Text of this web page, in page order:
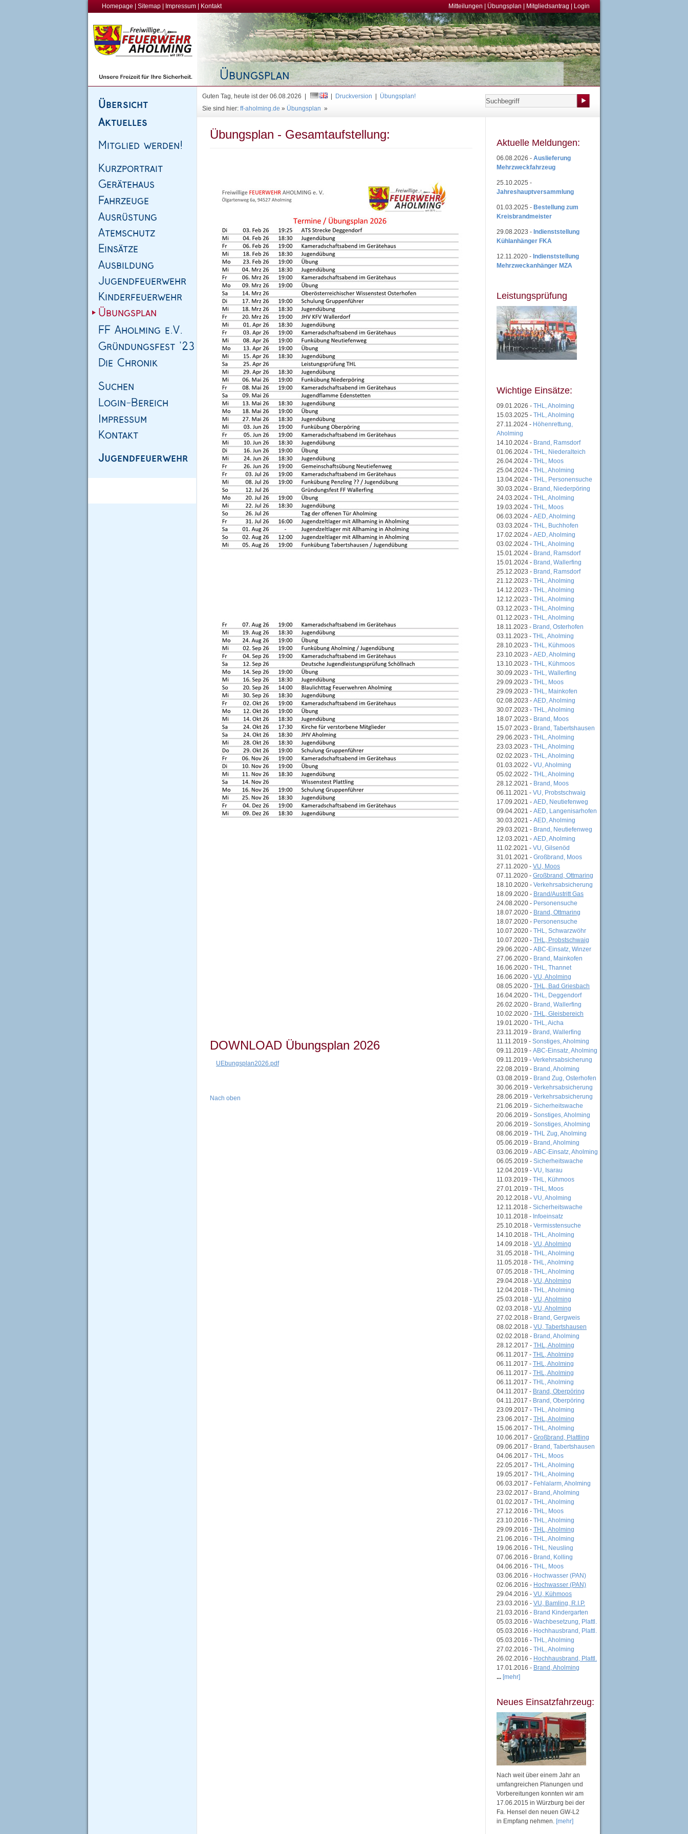
Homepage Sitemap Impressum Kontakt Mitteilungen Übungsplan Mitgliedsantrag Login
Guten Tag, heute ist der 06.08.2026 | Druckversion
Übungsplan!
Sie sind hier: ff-aholming.de » Übungsplan »
Übungsplan - Gesamtaufstellung:
DOWNLOAD Übungsplan 2026
UEbungsplan2026.pdf
Nach oben
Aktuelle Meldungen:
06.08.2026 - Auslieferung
Mehrzweckfahrzeug
25.10.2025 -
Jahreshauptversammlung
01.03.2025 - Bestellung zum
Kreisbrandmeister
29.08.2023 - Indienststellung
Kühlanhänger FKA
12.11.2020 - Indienststellung
Mehrzweckanhänger MZA
Leistungsprüfung
Wichtige Einsätze:
09.01.2026 - THL, Aholming
15.03.2025 - THL, Aholming
27.11.2024 - Höhenrettung,
Aholming
14.10.2024 - Brand, Ramsdorf
01.06.2024 - THL, Niederalteich
26.04.2024 - THL, Moos
25.04.2024 - THL, Aholming
13.04.2024 - THL, Personensuche
30.03.2024 - Brand, Niederpöring
24.03.2024 - THL, Aholming
19.03.2024 - THL, Moos
06.03.2024 - AED, Aholming
03.03.2024 - THL, Buchhofen
17.02.2024 - AED, Aholming
03.02.2024 - THL, Aholming
15.01.2024 - Brand, Ramsdorf
15.01.2024 - Brand, Wallerfing
25.12.2023 - Brand, Ramsdorf
21.12.2023 - THL, Aholming
14.12.2023 - THL, Aholming
12.12.2023 - THL, Aholming
03.12.2023 - THL, Aholming
01.12.2023 - THL, Aholming
18.11.2023 - Brand, Osterhofen
03.11.2023 - THL, Aholming
28.10.2023 - THL, Kühmoos
23.10.2023 - AED, Aholming
13.10.2023 - THL, Kühmoos
30.09.2023 - THL, Wallerfing
29.09.2023 - THL, Moos
29.09.2023 - THL, Mainkofen
02.08.2023 - AED, Aholming
30.07.2023 - THL, Aholming
18.07.2023 - Brand, Moos
15.07.2023 - Brand, Tabertshausen
29.06.2023 - THL, Aholming
23.03.2023 - THL, Aholming
02.02.2023 - THL, Aholming
01.03.2022 - VU, Aholming
05.02.2022 - THL, Aholming
28.12.2021 - Brand, Moos
06.11.2021 - VU, Probstschwaig
17.09.2021 - AED, Neutiefenweg
09.04.2021 - AED, Langenisarhofen
30.03.2021 - AED, Aholming
29.03.2021 - Brand, Neutiefenweg
12.03.2021 - AED, Aholming
11.02.2021 - VU, Gilsenöd
31.01.2021 - Großbrand, Moos
27.11.2020 - VU, Moos
07.11.2020 - Großbrand, Ottmaring
18.10.2020 - Verkehrsabsicherung
18.09.2020 - Brand/Austritt Gas
24.08.2020 - Personensuche
18.07.2020 - Brand, Ottmaring
18.07.2020 - Personensuche
10.07.2020 - THL, Schwarzwöhr
10.07.2020 - THL, Probstschwaig
29.06.2020 - ABC-Einsatz, Winzer
27.06.2020 - Brand, Mainkofen
16.06.2020 - THL, Thannet
16.06.2020 - VU, Aholming
08.05.2020 - THL, Bad Griesbach
16.04.2020 - THL, Deggendorf
26.02.2020 - Brand, Wallerfing
10.02.2020 - THL, Gleisbereich
19.01.2020 - THL, Aicha
23.11.2019 - Brand, Wallerfing
11.11.2019 - Sonstiges, Aholming
09.11.2019 - ABC-Einsatz, Aholming
09.11.2019 - Verkehrsabsicherung
22.08.2019 - Brand, Aholming
03.08.2019 - Brand Zug, Osterhofen
30.06.2019 - Verkehrsabsicherung
28.06.2019 - Verkehrsabsicherung
21.06.2019 - Sicherheitswache
20.06.2019 - Sonstiges, Aholming
20.06.2019 - Sonstiges, Aholming
08.06.2019 - THL Zug, Aholming
05.06.2019 - Brand, Aholming
03.06.2019 - ABC-Einsatz, Aholming
06.05.2019 - Sicherheitswache
12.04.2019 - VU, Isarau
11.03.2019 - THL, Kühmoos
27.01.2019 - THL, Moos
20.12.2018 - VU, Aholming
12.11.2018 - Sicherheitswache
10.11.2018 - Infoeinsatz
25.10.2018 - Vermisstensuche
14.10.2018 - THL, Aholming
14.09.2018 - VU, Aholming
31.05.2018 - THL, Aholming
11.05.2018 - THL, Aholming
07.05.2018 - THL, Aholming
29.04.2018 - VU, Aholming
12.04.2018 - THL, Aholming
25.03.2018 - VU, Aholming
02.03.2018 - VU, Aholming
27.02.2018 - Brand, Gergweis
08.02.2018 - VU, Tabertshausen
02.02.2018 - Brand, Aholming
28.12.2017 - THL, Aholming
06.11.2017 - THL, Aholming
06.11.2017 - THL, Aholming
06.11.2017 - THL, Aholming
06.11.2017 - THL, Aholming
04.11.2017 - Brand, Oberpöring
04.11.2017 - Brand, Oberpöring
23.09.2017 - THL, Aholming
23.06.2017 - THL, Aholming
15.06.2017 - THL, Aholming
10.06.2017 - Großbrand, Plattling
09.06.2017 - Brand, Tabertshausen
04.06.2017 - THL, Moos
22.05.2017 - THL, Aholming
19.05.2017 - THL, Aholming
06.03.2017 - Fehlalarm, Aholming
23.02.2017 - Brand, Aholming
01.02.2017 - THL, Aholming
27.12.2016 - THL, Moos
23.10.2016 - THL, Aholming
29.09.2016 - THL, Aholming
21.06.2016 - THL, Aholming
19.06.2016 - THL, Neusling
07.06.2016 - Brand, Kolling
04.06.2016 - THL, Moos
03.06.2016 - Hochwasser (PAN)
02.06.2016 - Hochwasser (PAN)
29.04.2016 - VU, Kühmoos
23.03.2016 - VU, Bamling, R.I.P.
21.03.2016 - Brand Kindergarten
05.03.2016 - Wachbesetzung, Plattl.
05.03.2016 - Hochhausbrand, Plattl.
05.03.2016 - THL, Aholming
27.02.2016 - THL, Aholming
26.02.2016 - Hochhausbrand, Plattl.
17.01.2016 - Brand, Aholming
... [mehr]
Neues Einsatzfahrzeug:
Nach weit über einem Jahr an
umfangreichen Planungen und
Vorbereitungen konnten wir am
17.06.2015 in Würzburg bei der
Fa. Hensel den neuen GW-L2
in Empfang nehmen. [mehr]